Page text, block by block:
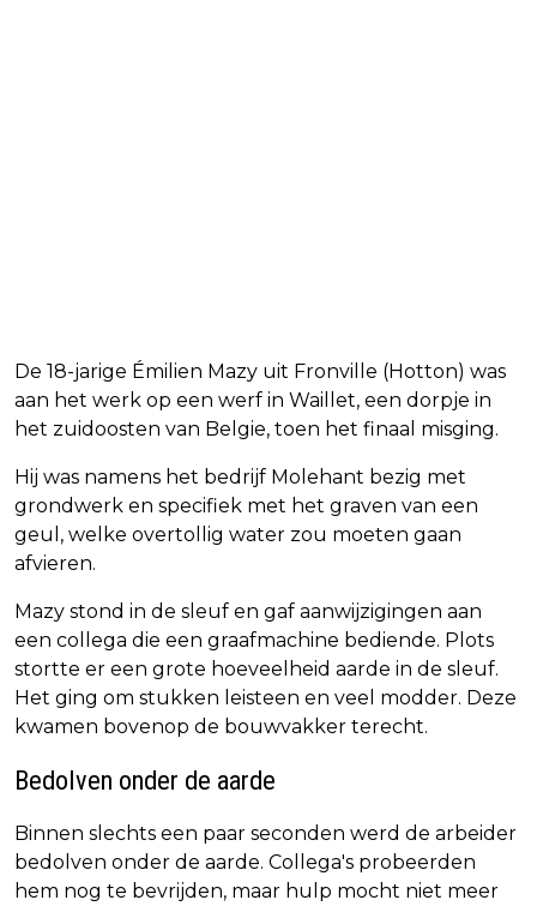
De 18-jarige Émilien Mazy uit Fronville (Hotton) was
aan het werk op een werf in Waillet, een dorpje in
het zuidoosten van Belgie, toen het finaal misging.
Hij was namens het bedrijf Molehant bezig met
grondwerk en specifiek met het graven van een
geul, welke overtollig water zou moeten gaan
afvieren.
Mazy stond in de sleuf en gaf aanwijzigingen aan
een collega die een graafmachine bediende. Plots
stortte er een grote hoeveelheid aarde in de sleuf.
Het ging om stukken leisteen en veel modder. Deze
kwamen bovenop de bouwvakker terecht.
Bedolven onder de aarde
Binnen slechts een paar seconden werd de arbeider
bedolven onder de aarde. Collega's probeerden
hem nog te bevrijden, maar hulp mocht niet meer